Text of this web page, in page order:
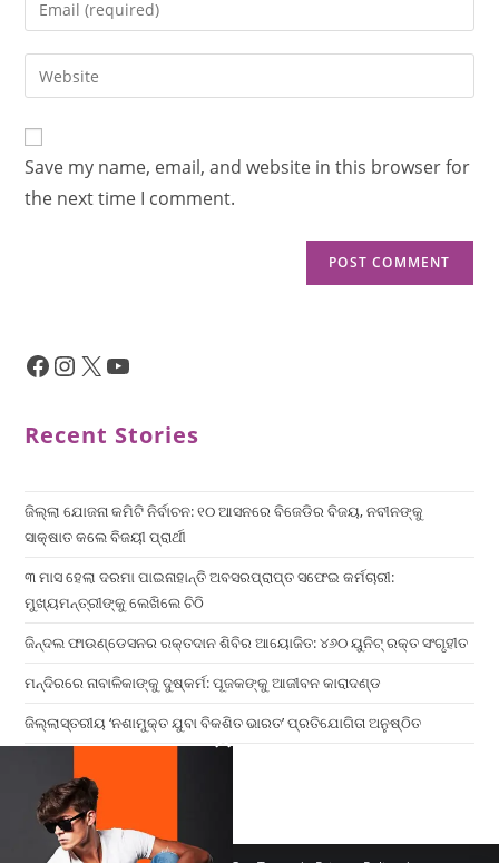
Save my name, email, and website in this browser for
the next time I comment.
Recent Stories
ଜିଲ୍ଲା ଯୋଜନା କମିଟି ନିର୍ବାଚନ: ୧୦ ଆସନରେ ବିଜେଡିର ବିଜୟ, ନବୀନଙ୍କୁ
ସାକ୍ଷାତ କଲେ ବିଜୟୀ ପ୍ରାର୍ଥୀ
୩ ମାସ ହେଲା ଦରମା ପାଇନାହାନ୍ତି ଅବସରପ୍ରାପ୍ତ ସଫେଇ କର୍ମଚାରୀ:
ମୁଖ୍ୟମନ୍ତ୍ରୀଙ୍କୁ ଲେଖିଲେ ଚିଠି
ଜିନ୍ଦଲ ଫାଉଣ୍ଡେସନର ରକ୍ତଦାନ ଶିବିର ଆୟୋଜିତ: ୪୬୦ ୟୁନିଟ୍ ରକ୍ତ ସଂଗୃହୀତ
ମନ୍ଦିରରେ ନାବାଳିକାଙ୍କୁ ଦୁଷ୍କର୍ମ: ପୂଜକଙ୍କୁ ଆଜୀବନ କାରାଦଣ୍ଡ
ଜିଲ୍ଲାସ୍ତରୀୟ ‘ନଶାମୁକ୍ତ ଯୁବା ବିକଶିତ ଭାରତ’ ପ୍ରତିଯୋଗିତା ଅନୁଷ୍ଠିତ
×